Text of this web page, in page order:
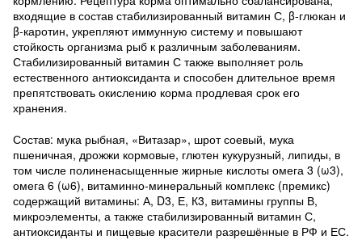
входящие в состав стабилизированный витамин С, β-глюкан и
β-каротин, укрепляют иммунную систему и повышают
стойкость организма рыб к различным заболеваниям.
Стабилизированный витамин С также выполняет роль
естественного антиоксиданта и способен длительное время
препятствовать окислению корма продлевая срок его
хранения.
Состав: мука рыбная, «Витазар», шрот соевый, мука
пшеничная, дрожжи кормовые, глютен кукурузный, липиды, в
том числе полиненасыщенные жирные кислоты омега 3 (ω3),
омега 6 (ω6), витаминно-минеральный комплекс (премикс)
содержащий витамины: А, D3, Е, К3, витамины группы В,
микроэлементы, а также стабилизированный витамин С,
антиоксиданты и пищевые красители разрешённые в РФ и ЕС.